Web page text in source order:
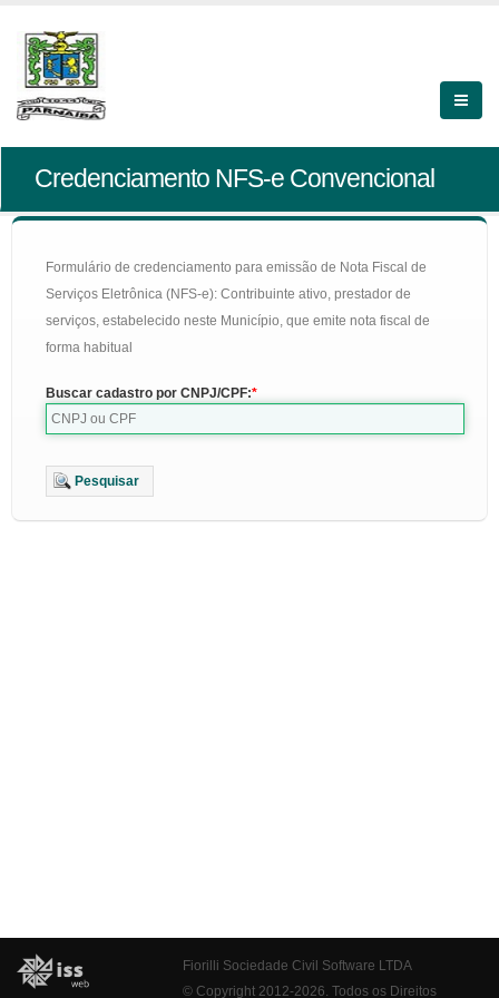
Credenciamento NFS-e Convencional
Formulário de credenciamento para emissão de Nota Fiscal de
Serviços Eletrônica (NFS-e): Contribuinte ativo, prestador de
serviços, estabelecido neste Município, que emite nota fiscal de
forma habitual
Buscar cadastro por CNPJ/CPF:
Pesquisar
Fiorilli Sociedade Civil Software LTDA
© Copyright 2012-2026. Todos os Direitos